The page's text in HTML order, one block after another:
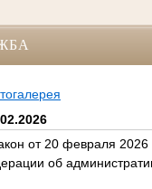
от 20 февраля
об